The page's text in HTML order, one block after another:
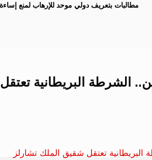
مطالبات بتعريف دولي موحد للإرهاب لمنع
الشرطة البريطانية